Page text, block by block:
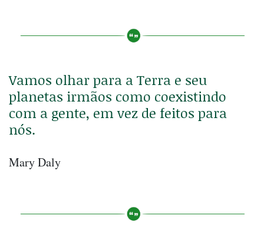
Vamos olhar para a Terra e seu
planetas irmãos como coexistindo
com a gente, em vez de feitos para
nós.
Mary Daly